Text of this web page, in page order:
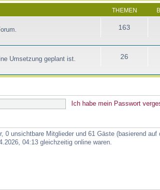
THEMEN
163
Umsetzung geplant ist. 26
Ich habe mein Passwort
0 unsichtbare Mitglieder und 61 Gäste (basierend
04:13 gleichzeitig online waren.